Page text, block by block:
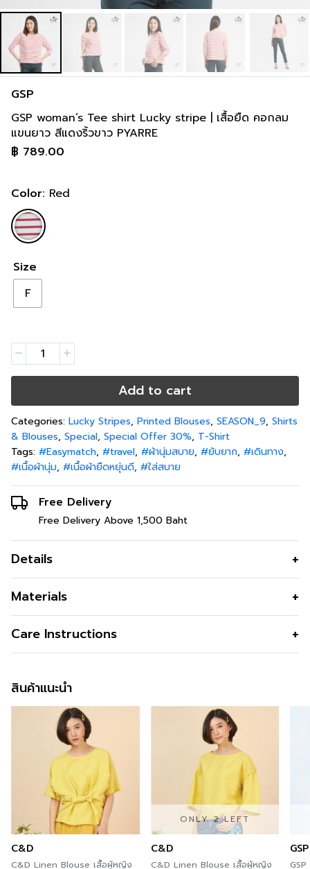
GSP
GSP woman’s Tee shirt Lucky stripe | เสื้อยืด คอกลม
แขนยาว สีแดงริ้วขาว PYARRE
฿ 789.00
Color: Red
Size
F
Add to cart
Categories: Lucky Stripes, Printed Blouses, SEASON_9, Shirts
& Blouses, Special, Special Offer 30%, T-Shirt
Tags: #Easymatch, #travel, #ผ้านุ่มสบาย, #ยับยาก, #เดินทาง,
#เนื้อผ้านุ่ม, #เนื้อผ้ายืดหยุ่นดี, #ใส่สบาย
Free Delivery
Free Delivery Above 1,500 Baht
Details
Stripes
Materials
สี
Care Instructions
สินค้าแนะนำ
C&D
C&D Linen Blouse เสื้อผู้หญิง
ONLY 2 LEFT
C&D
C&D Linen Blouse เสื้อผู้หญิง
GSP